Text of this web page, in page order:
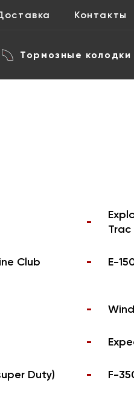
Контакты
Тормозные колодки
Trac
Club
E-
Duty) F-